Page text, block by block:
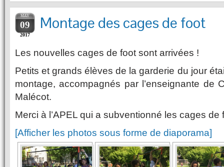
MAY
09
2017
Montage des cages de foot
Les nouvelles cages de foot sont arrivées !
Petits et grands élèves de la garderie du jour
montage, accompagnés par l’enseignante de
Malécot.
Merci à l’APEL qui a subventionné les cages de
[Afficher les photos sous forme de diaporama]